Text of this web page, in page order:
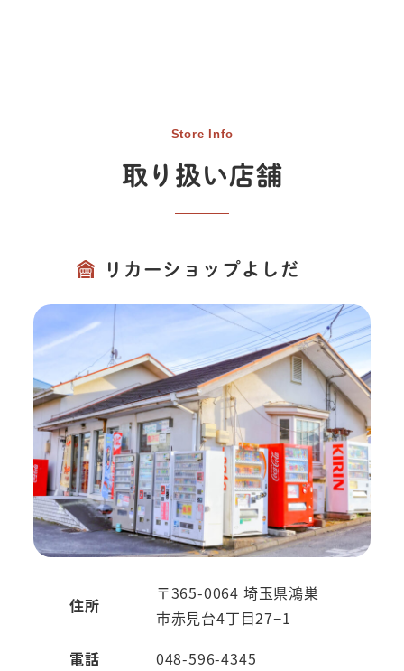
Store Info
取り扱い店舗
リカーショップよしだ
住所
〒365-0064 埼玉県鴻巣
市赤見台4丁目27−1
電話
048-596-4345